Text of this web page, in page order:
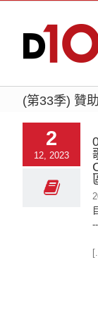
(第33季) 贊
2
12, 2023
--